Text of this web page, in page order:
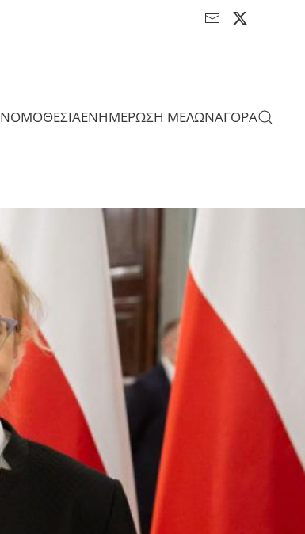
ΝΟΜΟΘΕΣΙΑΕΝΗΜΕΡΩΣΗ ΜΕΛΩΝΑΓΟΡΑ